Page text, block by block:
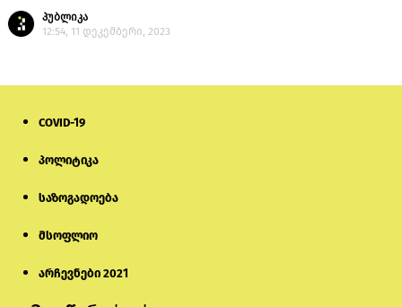
პუბლიკა
12:54, 11 დეკემბერი, 2023
COVID-19
პოლიტიკა
საზოგადოება
მსოფლიო
არჩევნები 2021